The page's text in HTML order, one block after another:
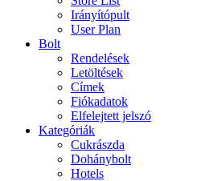
Irányítópult
User Plan
Bolt
Rendelések
Letöltések
Címek
Fiókadatok
Elfelejtett jelszó
Kategóriák
Cukrászda
Dohánybolt
Hotels